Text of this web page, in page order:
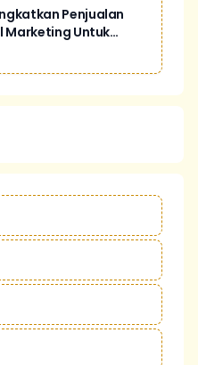
Penjualan
Marketing Untuk
Kompetitif